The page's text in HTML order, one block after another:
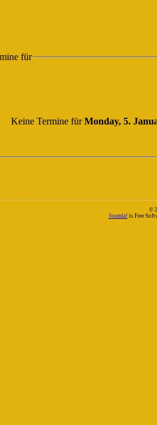
für
Keine Termine fürMonday, 5.
©
Joomla! is Free